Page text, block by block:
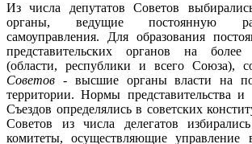
Из числа депутатов Советов
органы, ведущие постоянную
самоуправления. Для образования
представительских органов на
(области, республики и всего Союза),
Советов - высшие органы власти на
территории. Нормы представительства и
Съездов определялись в советских
Советов из числа делегатов
комитеты, осуществляющие